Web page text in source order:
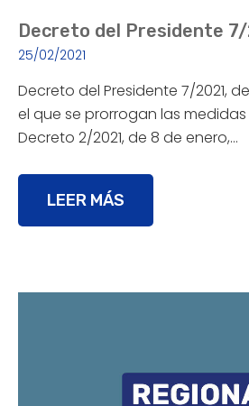
Decreto del Presidente
25/02/2021
Decreto del Presidente 7/2021,
el que se prorrogan las
Decreto 2/2021, de 8 de enero,…
LEER MÁS